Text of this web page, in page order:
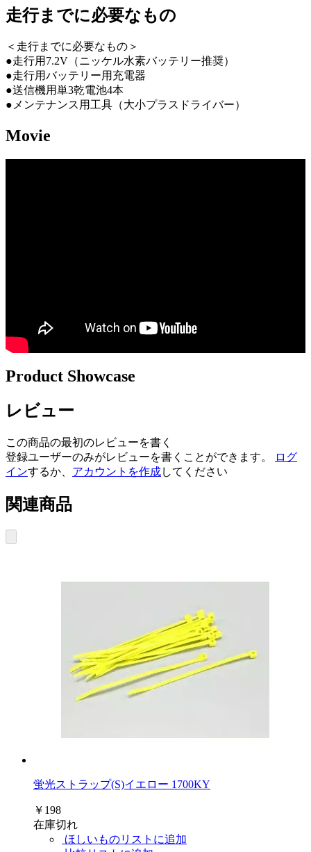
走行までに必要なもの
＜走行までに必要なもの＞
●走行用7.2V（ニッケル水素バッテリー推奨）
●走行用バッテリー用充電器
●送信機用単3乾電池4本
●メンテナンス用工具（大小プラスドライバー）
Movie
Product Showcase
レビュー
この商品の最初のレビューを書く
登録ユーザーのみがレビューを書くことができます。
ログ
インするか、 アカウントを作成してください
関連商品
蛍光ストラップ(S)イエロー 1700KY
￥198
在庫切れ
ほしいものリストに追加